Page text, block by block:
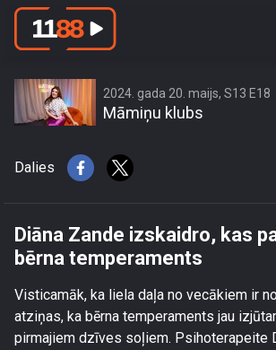
Diāna Zande izskaidro, kas
2024. gada 20. maijs, S13 E18
Māmiņu klubs
Dalies
Diāna Zande izskaidro, kas
bērna temperaments
Visticamāk, ka liela daļa no vecākiem ir
atziņas, ka bērna temperaments jau
pirmajiem dzīves soļiem. Psihoterapeite